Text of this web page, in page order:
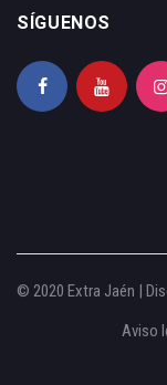
SÍGUENOS
© 2020 Extra Jaén |
Aviso